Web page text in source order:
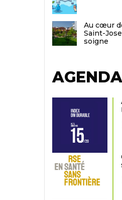
Au cœur
Saint-
soigne
AGENDA